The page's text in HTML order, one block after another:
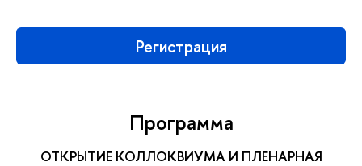
Регистрация
Программа
ОТКРЫТИЕ КОЛЛОКВИУМА И ПЛЕНАРНАЯ